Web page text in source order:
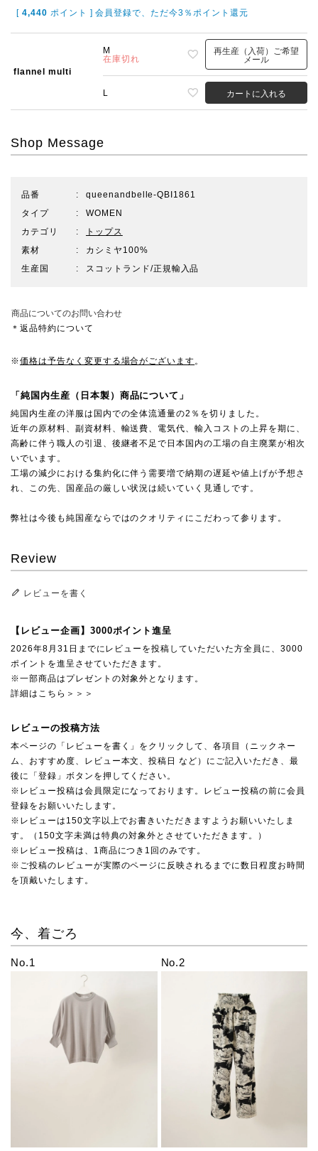
[ 4,440 ポイント ] 会員登録で、ただ今3％ポイント還元
flannel multi
M
在庫切れ
再生産（入荷）ご希望
メール
L カートに入れる
Shop Message
品番
queenandbelle-QBI1861
タイプ
WOMEN
カテゴリ
トップス
素材
カシミヤ100%
生産国
スコットランド/正規輸入品
商品についてのお問い合わせ
＊返品特約について
※価格は予告なく変更する場合がございます。
「純国内生産（日本製）商品について」
純国内生産の洋服は国内での全体流通量の2％を切りました。
近年の原材料、副資材料、輸送費、電気代、輸入コストの上昇を期に、
高齢に伴う職人の引退、後継者不足で日本国内の工場の自主廃業が相次
いでいます。
工場の減少における集約化に伴う需要増で納期の遅延や値上げが予想さ
れ、この先、国産品の厳しい状況は続いていく見通しです。
弊社は今後も純国産ならではのクオリティにこだわって参ります。
Review
レビューを書く
【レビュー企画】3000ポイント進呈
2026年8月31日までにレビューを投稿していただいた方全員に、3000
ポイントを進呈させていただきます。
※一部商品はプレゼントの対象外となります。
詳細はこちら＞＞＞
レビューの投稿方法
本ページの「レビューを書く」をクリックして、各項目（ニックネー
ム、おすすめ度、レビュー本文、投稿日 など）にご記入いただき、最
後に「登録」ボタンを押してください。
※レビュー投稿は会員限定になっております。レビュー投稿の前に会員
登録をお願いいたします。
※レビューは150文字以上でお書きいただきますようお願いいたしま
す。（150文字未満は特典の対象外とさせていただきます。）
※レビュー投稿は、1商品につき1回のみです。
※ご投稿のレビューが実際のページに反映されるまでに数日程度お時間
を頂戴いたします。
今、着ごろ
No.1 No.2